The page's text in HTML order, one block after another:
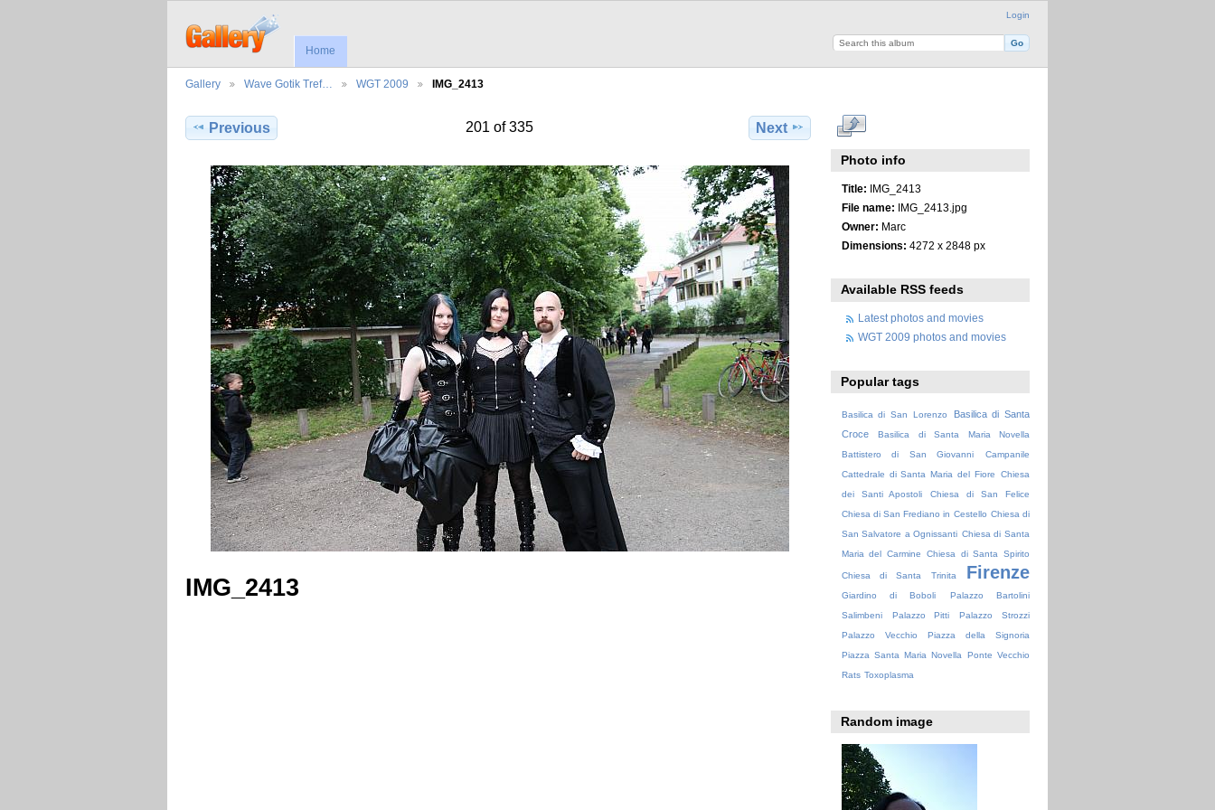
Login
Home
Gallery Wave Gotik Tref… WGT 2009 IMG_2413
Previous 201 of 335 Next
IMG_2413
Photo info
Title: IMG_2413
File name: IMG_2413.jpg
Owner: Marc
Dimensions: 4272 x 2848 px
Available RSS feeds
Latest photos and movies
WGT 2009 photos and movies
Popular tags
Basilica di San Lorenzo
Basilica di Santa
Croce
Basilica di Santa Maria Novella
Battistero di San Giovanni
Campanile
Cattedrale di Santa Maria del Fiore
Chiesa
dei Santi Apostoli
Chiesa di San Felice
Chiesa di San Frediano in Cestello Chiesa di
San Salvatore a Ognissanti Chiesa di Santa
Maria del Carmine
Chiesa di Santa Spirito
Chiesa di Santa Trinita Firenze
Giardino di Boboli
Palazzo Bartolini
Salimbeni
Palazzo Pitti
Palazzo Strozzi
Palazzo Vecchio
Piazza della Signoria
Piazza Santa Maria Novella
Ponte Vecchio
Rats Toxoplasma
Random image